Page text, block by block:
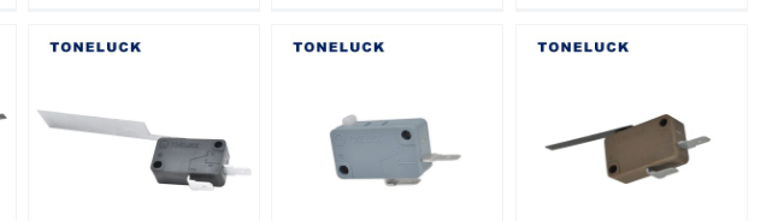
Dometic Atwood
33063 炉用
Toneluck セイルス
マイクロモーメンタ
リースイッチ ノーマ
ルオープン 45T85
高温マイクロスイッ
チ T220 40T220
SPST NO 5A